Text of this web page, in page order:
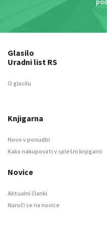
Glasilo
Uradni list RS
O glasilu
Knjigarna
Novo v ponudbi
Kako nakupovati v spletni knjigarni
Novice
Aktualni članki
Naroči se na novice